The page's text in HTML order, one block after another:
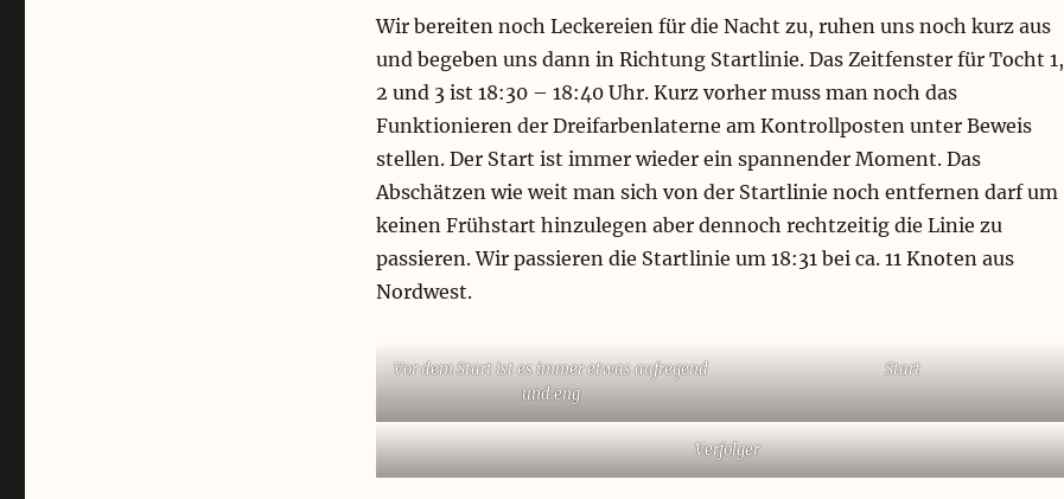
Wir bereiten noch Leckereien für die Nacht zu, ruhen uns noch kurz aus
und begeben uns dann in Richtung Startlinie. Das Zeitfenster für Tocht 1,
2 und 3 ist 18:30 – 18:40 Uhr. Kurz vorher muss man noch das
Funktionieren der Dreifarbenlaterne am Kontrollposten unter Beweis
stellen. Der Start ist immer wieder ein spannender Moment. Das
Abschätzen wie weit man sich von der Startlinie noch entfernen darf um
keinen Frühstart hinzulegen aber dennoch rechtzeitig die Linie zu
passieren. Wir passieren die Startlinie um 18:31 bei ca. 11 Knoten aus
Nordwest.
Vor dem Start ist es immer etwas aufregend
und eng
Start
Verfolger